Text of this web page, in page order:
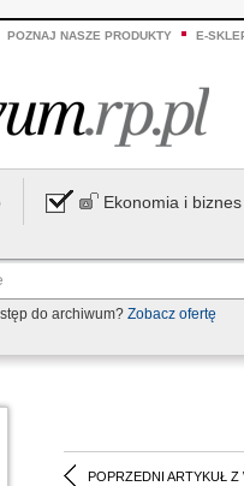
POZNAJ NASZE PRODUKTY E-
Ekonomia i biznes
do archiwum? Zobacz ofertę
POPRZEDNI ARTYKUŁ Z